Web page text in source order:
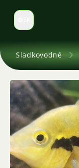
Prepnúť jazyk
Sladkovodné